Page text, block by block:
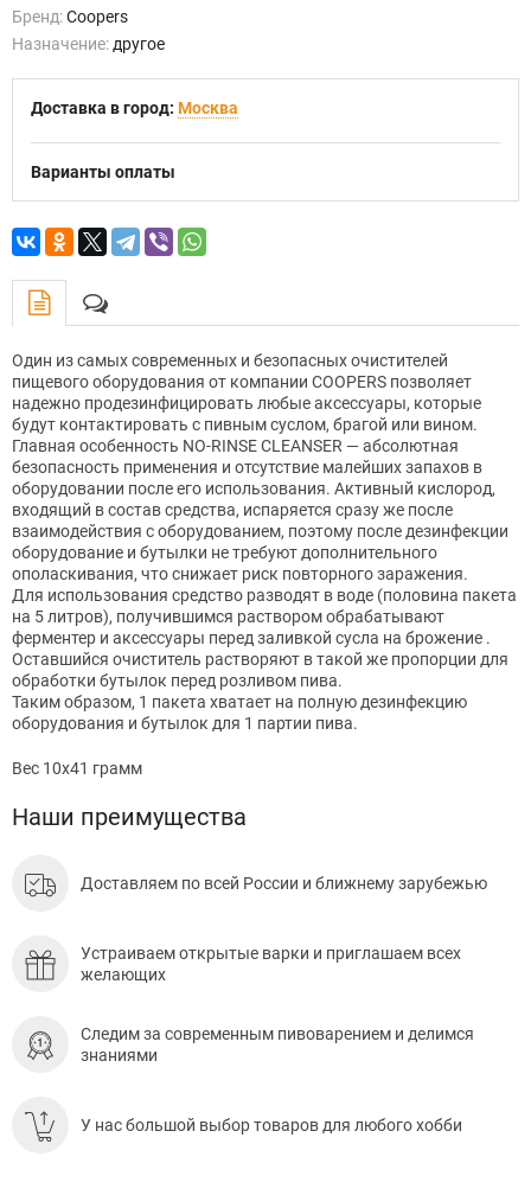
Бренд:Сoopers
Назначение: другое
Доставка в город: Москва
Варианты оплаты
Один из самых современных и безопасных очистителей
пищевого оборудования от компании COOPERS позволяет
надежно продезинфицировать любые аксессуары, которые
будут контактировать с пивным суслом, брагой или вином.
Главная особенность NO-RINSE CLEANSER — абсолютная
безопасность применения и отсутствие малейших запахов в
оборудовании после его использования. Активный кислород,
входящий в состав средства, испаряется сразу же после
взаимодействия с оборудованием, поэтому после дезинфекции
оборудование и бутылки не требуют дополнительного
ополаскивания, что снижает риск повторного заражения.
Для использования средство разводят в воде (половина пакета
на 5 литров), получившимся раствором обрабатывают
ферментер и аксессуары перед заливкой сусла на брожение .
Оставшийся очиститель растворяют в такой же пропорции для
обработки бутылок перед розливом пива.
Таким образом, 1 пакета хватает на полную дезинфекцию
оборудования и бутылок для 1 партии пива.
Вес 10х41 грамм
Наши преимущества
Доставляем по всей России и ближнему зарубежью
Устраиваем открытые варки и приглашаем всех
желающих
Следим за современным пивоварением и делимся
знаниями
У нас большой выбор товаров для любого хобби